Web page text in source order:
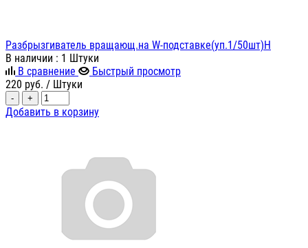
Разбрызгиватель вращающ.на W-подставке(уп.1/50шт)H
В наличии : 1 Штуки
В сравнение
Быстрый просмотр
220 руб. / Штуки
- +
Добавить в корзину